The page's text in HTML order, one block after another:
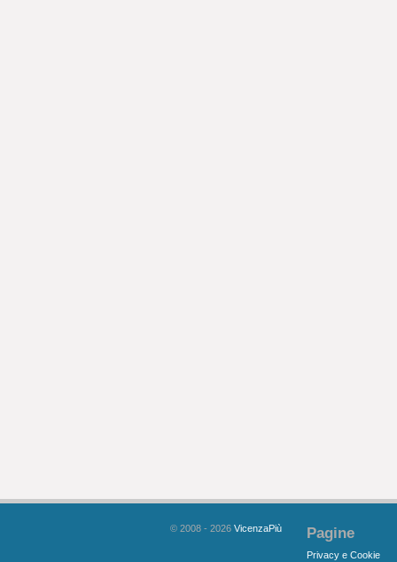
© 2008 - 2026 VicenzaPiù Pagine
Privacy e Cookie